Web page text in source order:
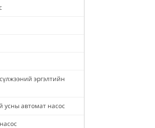
эргэлтийн
усны автомат насос